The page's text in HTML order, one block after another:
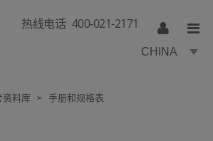
热线电话 400-021-2171
CHINA
资料库 > 手册和规格表